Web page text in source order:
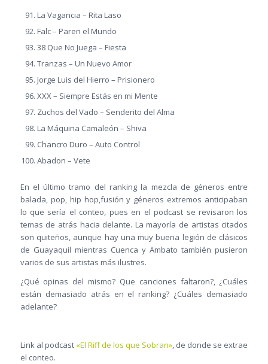
La Vagancia – Rita Laso
Falc – Paren el Mundo
38 Que No Juega – Fiesta
Tranzas – Un Nuevo Amor
Jorge Luis del Hierro – Prisionero
XXX – Siempre Estás en mi Mente
Zuchos del Vado – Senderito del Alma
La Máquina Camaleón – Shiva
Chancro Duro – Auto Control
Abadon – Vete
En el último tramo del ranking la mezcla de géneros entre
balada, pop, hip hop,fusión y géneros extremos anticipaban
lo que sería el conteo, pues en el podcast se revisaron los
temas de atrás hacia delante. La mayoría de artistas citados
son quiteños, aunque hay una muy buena legión de clásicos
de Guayaquil mientras Cuenca y Ambato también pusieron
varios de sus artistas más ilustres.
¿Qué opinas del mismo? Que canciones faltaron?, ¿Cuáles
están demasiado atrás en el ranking? ¿Cuáles demasiado
adelante?
Link al podcast «El Riff de los que Sobran», de donde se extrae
el conteo.